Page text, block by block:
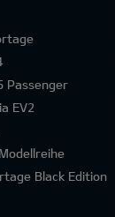
Passenger
EV2
Black Edition